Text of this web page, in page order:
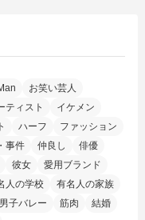
お笑い芸人
ティスト
イケメン
ハーフ
ファッション
事件 仲良し
俳優
彼女
愛用ブランド
人の学校
有名人の家族
男子バレー 筋肉
結婚